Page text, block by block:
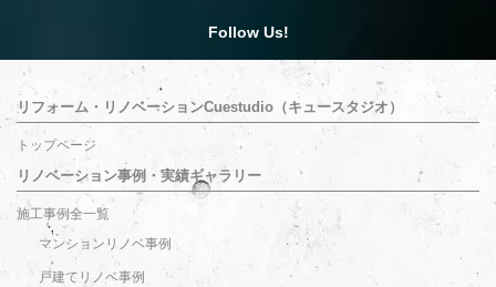
Follow Us!
リフォーム・リノベーションCuestudio（キュースタジオ）
トップページ
リノベーション事例・実績ギャラリー
施工事例全一覧
マンションリノベ事例
戸建てリノベ事例